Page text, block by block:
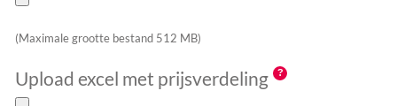
(Maximale grootte bestand 512 MB)
Upload excel met prijsverdeling